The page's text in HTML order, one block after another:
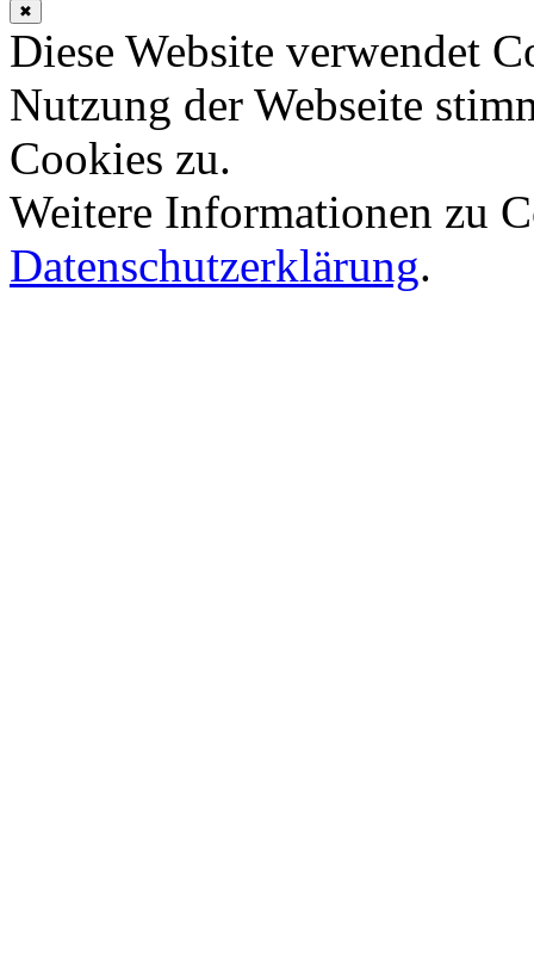
✖
Diese Website verwendet
Nutzung der Webseite
Cookies zu.
Weitere Informationen zu
Datenschutzerklärung.